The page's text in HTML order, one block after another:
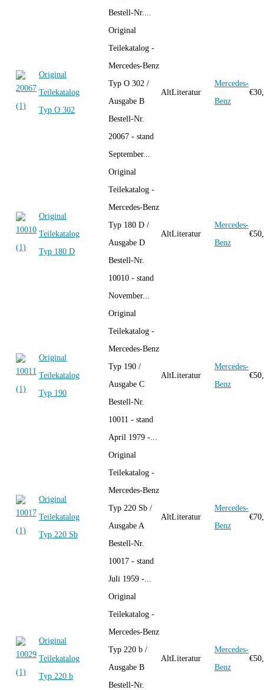
Bestell-Nr....
Original
Teilekatalog
Typ O 302
Original
Teilekatalog -
Mercedes-Benz
Typ O 302 /
Ausgabe B
Bestell-Nr.
20067 - stand
September...
AltLiteratur
Mercedes-
Benz
€
Original
Teilekatalog
Typ 180 D
Original
Teilekatalog -
Mercedes-Benz
Typ 180 D /
Ausgabe D
Bestell-Nr.
10010 - stand
November...
AltLiteratur
Mercedes-
Benz
€
Original
Teilekatalog
Typ 190
Original
Teilekatalog -
Mercedes-Benz
Typ 190 /
Ausgabe C
Bestell-Nr.
10011 - stand
April 1979 -...
AltLiteratur
Mercedes-
Benz
€
Original
Teilekatalog
Typ 220 Sb
Original
Teilekatalog -
Mercedes-Benz
Typ 220 Sb /
Ausgabe A
Bestell-Nr.
10017 - stand
Juli 1959 -...
AltLiteratur
Mercedes-
Benz
€
Original
Teilekatalog
Typ 220 b
Original
Teilekatalog -
Mercedes-Benz
Typ 220 b /
Ausgabe B
Bestell-Nr.
AltLiteratur
Mercedes-
Benz
€